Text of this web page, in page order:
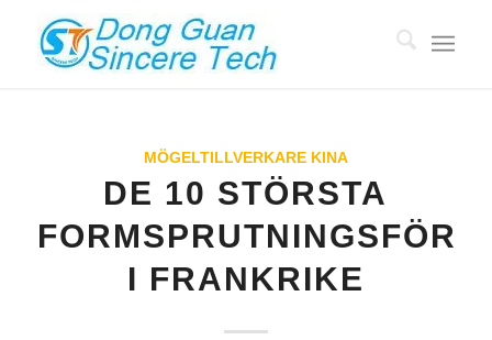
MÖGELTILLVERKARE KINA
DE 10 STÖRSTA
I FRANKRIKE